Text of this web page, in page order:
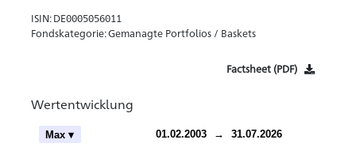
ISIN: DE0005056011
Fondskategorie: Gemanagte Portfolios / Baskets
Factsheet (PDF)
Wertentwicklung
01.02.2003 → 31.07.2026
Max ▾